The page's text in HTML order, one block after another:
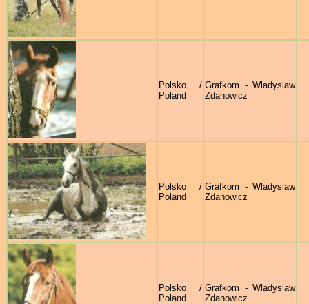
Polsko /
Poland
Grafkom - Wladyslaw
Zdanowicz
Polsko /
Poland
Grafkom - Wladyslaw
Zdanowicz
Polsko /
Poland
Grafkom - Wladyslaw
Zdanowicz